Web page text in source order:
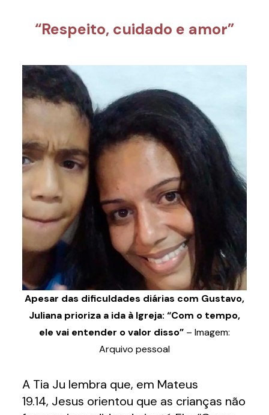
“Respeito, cuidado e amor”
Apesar das dificuldades diárias com Gustavo,
Juliana prioriza a ida à Igreja: “Com o tempo,
ele vai entender o valor disso”– Imagem:
Arquivo pessoal
A Tia Ju lembra que, em Mateus
19.14, Jesus orientou que as crianças não